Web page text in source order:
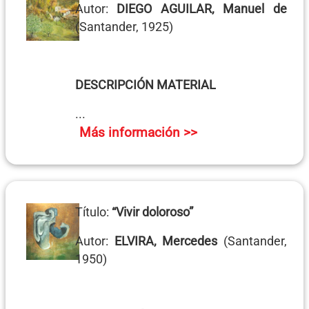
Autor: DIEGO AGUILAR, Manuel de
(Santander, 1925)
DESCRIPCIÓN MATERIAL
...
Más información >>
Título: “Vivir doloroso”
Autor: ELVIRA, Mercedes (Santander,
1950)